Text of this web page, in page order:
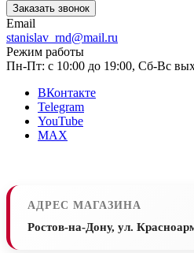
Заказать звонок
Email
stanislav_rnd@mail.ru
Режим работы
Пн-Пт: с 10:00 до 19:00, Сб-Вс
ВКонтакте
Telegram
YouTube
MAX
АДРЕС МАГАЗИНА
Ростов-на-Дону, ул.